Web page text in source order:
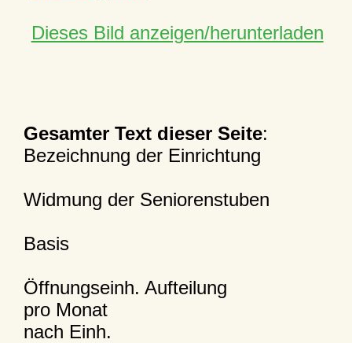
Dieses Bild anzeigen/herunterladen
Gesamter Text dieser Seite:
Bezeichnung der Einrichtung
Widmung der Seniorenstuben
Basis
Öffnungseinh. Aufteilung
pro Monat
nach Einh.